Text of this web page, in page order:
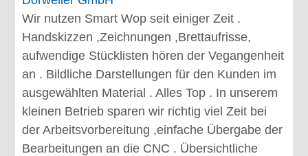
Wir nutzen Smart Wop seit einiger Zeit .
Handskizzen ,Zeichnungen ,Brettaufrisse,
aufwendige Stücklisten hören der Vegangenheit
an . Bildliche Darstellungen für den Kunden im
ausgewählten Material . Alles Top . In unserem
kleinen Betrieb sparen wir richtig viel Zeit bei
der Arbeitsvorbereitung ,einfache Übergabe der
Bearbeitungen an die CNC . Übersichtliche